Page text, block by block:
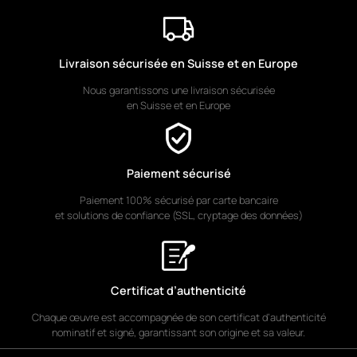
distinctive vibration to the
composition: flowing colors
evoke speed, tension and the
spirit of competition.
The color palette is
deliberately expressive. The
reds, yellows and greens of
the racing silks contrast
sharply with the deep blues of
the background, heightening
the dramatic impact of the
scene. The painterly gesture
free and spontaneous in the
color fields—perfectly
reflects Daniel Lanoux’s style,
balancing dynamic figuration
with controlled abstraction.
Passion Hippique No. 2is a
Livraison sécurisée en Suisse et en Europe
Nous garantissons une livraison sécurisée
en Suisse et en Europe
Paiement sécurisé
Paiement 100% sécurisé par carte bancaire
et solutions de confiance (SSL, cryptage des données)
Certificat d’authenticité
Chaque œuvre est accompagnée de son certificat d’authenticité
nominatif et signé, garantissant son origine et sa valeur.